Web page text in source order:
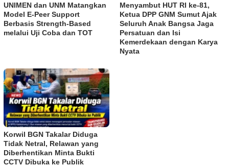
UNIMEN dan UNM Matangkan
Model E-Peer Support
Berbasis Strength-Based
melalui Uji Coba dan TOT
Menyambut HUT RI ke-81,
Ketua DPP GNM Sumut Ajak
Seluruh Anak Bangsa Jaga
Persatuan dan Isi
Kemerdekaan dengan Karya
Nyata
Korwil BGN Takalar Diduga
Tidak Netral, Relawan yang
Diberhentikan Minta Bukti
CCTV Dibuka ke Publik